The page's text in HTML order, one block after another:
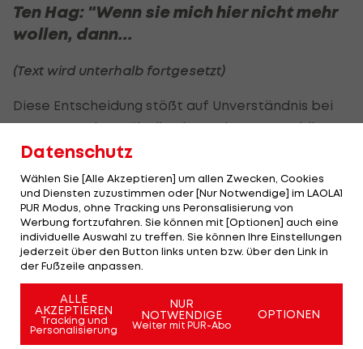
Ten Hag: "Wenn sie mich hier nicht mehr
wollen, dann...
(Text wird unterhalb fortgesetzt)
Diese Entscheidung stößt auf Unverständnis bei
Ten Hag: "Beim Fußball geht es darum, Trophäen
zu gewinnen. Ich möchte den besten Fußball
spielen lassen, dynamischen Angriffsfußball, aber
am Ende geht es darum, Spiele und Pokale zu
gewinnen."
"Zwei Trophäen in zwei Saisons, dazu drei Finals.
Das ist nicht so schlecht. Wenn sie mich hier nicht
mehr wollen, dann gehe ich woanders hin und
gewinne Trophäen. Das ist das, was ich tun werde",
wird Ten Hag anschließend deutlich und stichelt
Datenschutz
Wählen Sie [Alle Akzeptieren] um allen Zwecken, Cookies
und Diensten zuzustimmen oder [Nur Notwendige] im LAOLA1
PUR Modus, ohne Tracking uns Peronsalisierung von
Werbung fortzufahren. Sie können mit [Optionen] auch eine
individuelle Auswahl zu treffen. Sie können Ihre Einstellungen
jederzeit über den Button links unten bzw. über den Link in
der Fußzeile anpassen.
ALLE
AKZEPTIEREN
Tracking und
Personalisierung
NUR
NOTWENDIGE
Weiter mit PUR-Abo
OPTIONEN